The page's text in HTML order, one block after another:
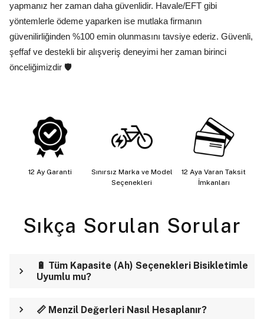
yapmanız her zaman daha güvenlidir. Havale/EFT gibi
yöntemlerle ödeme yaparken ise mutlaka firmanın
güvenilirliğinden %100 emin olunmasını tavsiye ederiz. Güvenli,
şeffaf ve destekli bir alışveriş deneyimi her zaman birinci
önceliğimizdir 🛡️
12 Ay Garanti
Sınırsız Marka ve Model
Seçenekleri
12 Aya Varan Taksit
İmkanları
Sıkça Sorulan Sorular
🔋 Tüm Kapasite (Ah) Seçenekleri Bisikletimle
Uyumlu mu?
📏 Menzil Değerleri Nasıl Hesaplanır?